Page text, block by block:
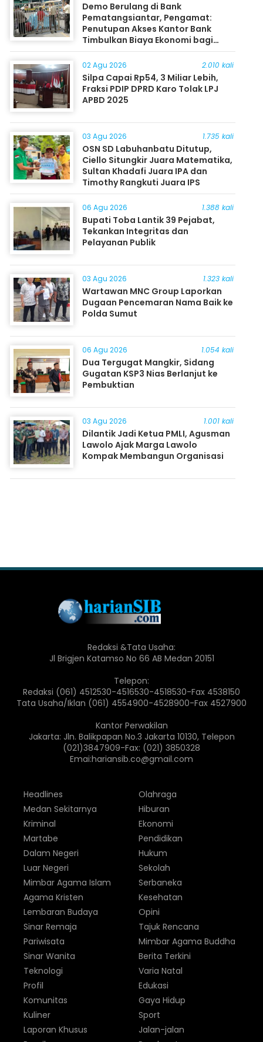
Demo Berulang di Bank
Pematangsiantar, Pengamat:
Penutupan Akses Kantor Bank
Timbulkan Biaya Ekonomi bagi
Masyarakat
02 Agu 2026 2.010 kali
Silpa Capai Rp54, 3 Miliar Lebih,
Fraksi PDIP DPRD Karo Tolak LPJ
APBD 2025
03 Agu 2026 1.735 kali
OSN SD Labuhanbatu Ditutup,
Ciello Situngkir Juara Matematika,
Sultan Khadafi Juara IPA dan
Timothy Rangkuti Juara IPS
06 Agu 2026 1.388 kali
Bupati Toba Lantik 39 Pejabat,
Tekankan Integritas dan
Pelayanan Publik
03 Agu 2026 1.323 kali
Wartawan MNC Group Laporkan
Dugaan Pencemaran Nama Baik ke
Polda Sumut
06 Agu 2026 1.054 kali
Dua Tergugat Mangkir, Sidang
Gugatan KSP3 Nias Berlanjut ke
Pembuktian
03 Agu 2026 1.001 kali
Dilantik Jadi Ketua PMLI, Agusman
Lawolo Ajak Marga Lawolo
Kompak Membangun Organisasi
Redaksi &Tata Usaha:
Jl Brigjen Katamso No 66 AB Medan 20151
Telepon:
Redaksi (061) 4512530-4516530-4518530-Fax 4538150
Tata Usaha/Iklan (061) 4554900-4528900-Fax 4527900
Kantor Perwakilan
Jakarta: Jln. Balikpapan No.3 Jakarta 10130, Telepon
(021)3847909-Fax: (021) 3850328
Emai:hariansib.co@gmail.com
Headlines
Medan Sekitarnya
Kriminal
Martabe
Dalam Negeri
Luar Negeri
Olahraga
Hiburan
Ekonomi
Pendidikan
Hukum
Sekolah
Mimbar Agama Islam
Agama Kristen
Lembaran Budaya
Sinar Remaja
Pariwisata
Sinar Wanita
Serbaneka
Kesehatan
Opini
Tajuk Rencana
Mimbar Agama Buddha
Berita Terkini
Teknologi
Profil
Komunitas
Kuliner
Laporan Khusus
Varia Natal
Edukasi
Gaya Hidup
Sport
Jalan-jalan